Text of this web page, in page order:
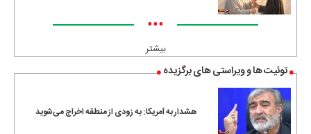
•••
بیشتر
توئیت ها و ویراستی های برگزیده
هشدار به آمریکا: به زودی از منطقه اخراج می‌شوید